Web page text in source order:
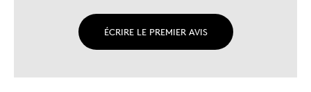
ÉCRIRE LE PREMIER AVIS